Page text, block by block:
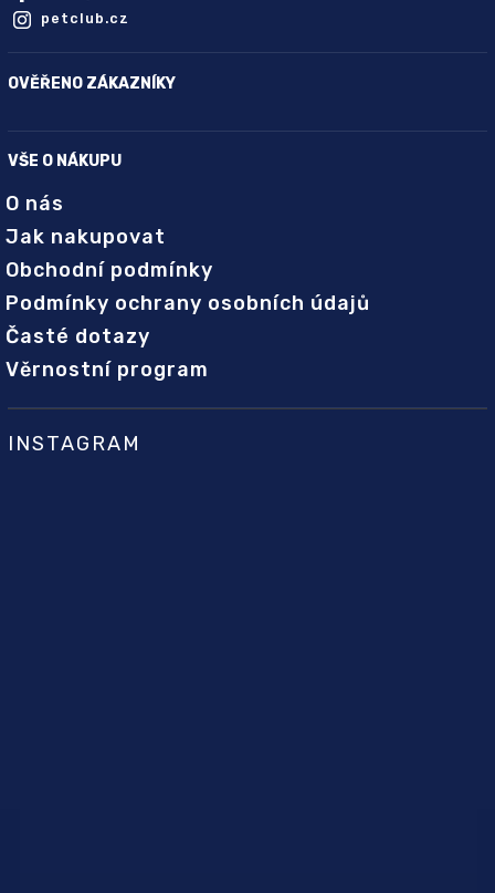
petclub.cz
OVĚŘENO ZÁKAZNÍKY
VŠE O NÁKUPU
O nás
Jak nakupovat
Obchodní podmínky
Podmínky ochrany osobních údajů
Časté dotazy
Věrnostní program
INSTAGRAM